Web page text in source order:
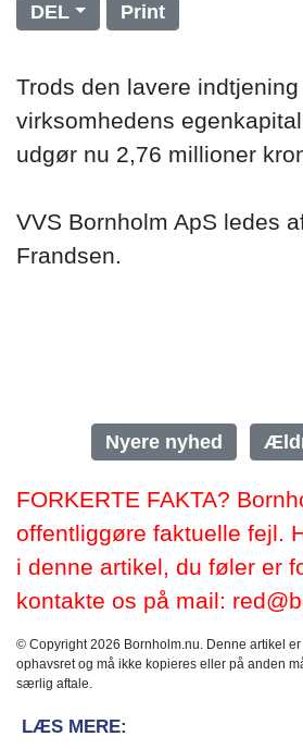
DEL Print
Trods den lavere
virksomhedens
udgør nu 2,76 millioner
VVS Bornholm ApS ledes
Frandsen.
Nyere nyhed
FORKERTE FAKTA?
offentliggøre faktuelle fejl.
i denne artikel, du føler er
kontakte os på mail:
© Copyright 2026 Bornholm.nu. Denne artikel er
ophavsret og må ikke kopieres eller på anden
særlig aftale.